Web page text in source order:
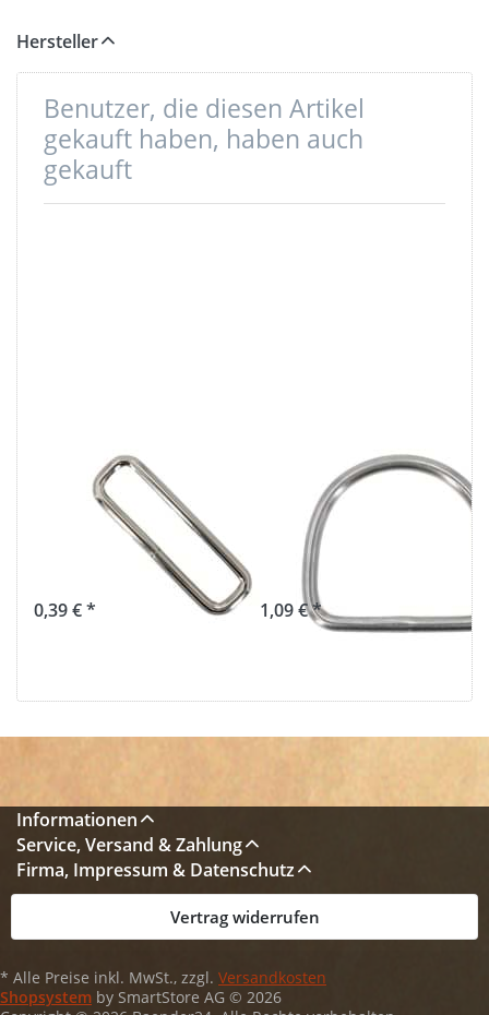
benötigen erfragen Sie bitte die Verfügbarkeit.
Hersteller
Benutzer, die diesen Artikel
gekauft haben, haben auch
gekauft
Stahl - 50mm -
11mm Höhe -
ungeschweisst -
0,39 € *
Edelstahl,
30mm
Innenmaß, 4mm
Stärke - 1 Stück
1,09 € *
Informationen
Service, Versand & Zahlung
Firma, Impressum & Datenschutz
Vertrag widerrufen
* Alle Preise inkl. MwSt., zzgl. Versandkosten
Shopsystem by SmartStore AG © 2026